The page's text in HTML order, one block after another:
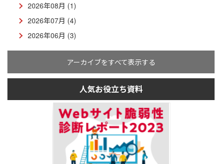
2026年08月 (1)
2026年07月 (4)
2026年06月 (3)
アーカイブをすべて表示する
人気お役立ち資料